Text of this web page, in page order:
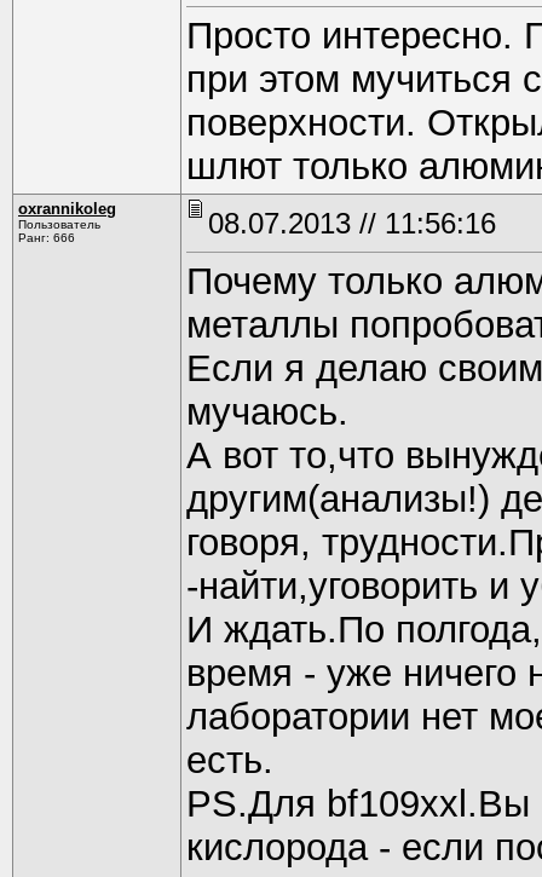
Просто
при этом мучиться
поверхности.
шлют только
oxrannikoleg
Пользователь
Ранг: 666
08.07.2013 // 11:56:16
Почему только
металлы
Если я делаю
мучаюсь.
А вот то,что
другим(анализы!)
говоря,
-найти,уговорить и
И ждать.По
время - уже ничего
лаборатории нет
есть.
PS.Для bf109xxl.Вы
кислорода - если